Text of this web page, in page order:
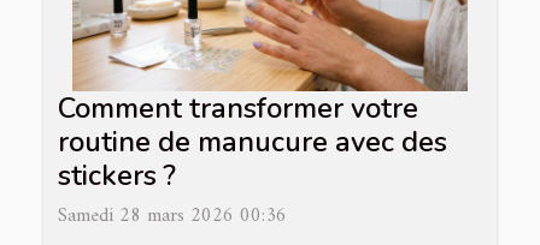
Comment transformer votre
routine de manucure avec des
stickers ?
Samedi 28 mars 2026 00:36